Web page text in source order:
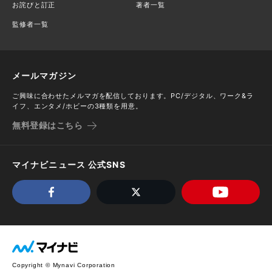
お詫びと訂正 著者一覧
監修者一覧
メールマガジン
ご興味に合わせたメルマガを配信しております。PC/デジタル、ワーク&ラ
イフ、エンタメ/ホビーの3種類を用意。
無料登録はこちら
マイナビニュース 公式SNS
Copyright © Mynavi Corporation